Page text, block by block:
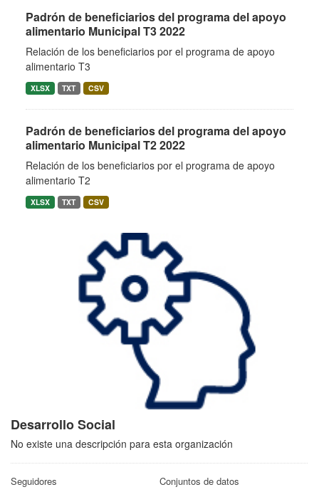
Desarrollo Social
No existe una descripción para esta organización
Seguidores Conjuntos de datos
Padrón de beneficiarios del programa del apoyo
alimentario Municipal T3 2022
Relación de los beneficiarios por el programa de apoyo
alimentario T3
XLSX TXT CSV
Padrón de beneficiarios del programa del apoyo
alimentario Municipal T2 2022
Relación de los beneficiarios por el programa de apoyo
alimentario T2
XLSX TXT CSV